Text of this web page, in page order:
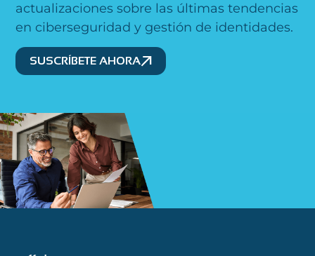
actualizaciones sobre las últimas tendencias
en ciberseguridad y gestión de identidades.
SUSCRÍBETE AHORA